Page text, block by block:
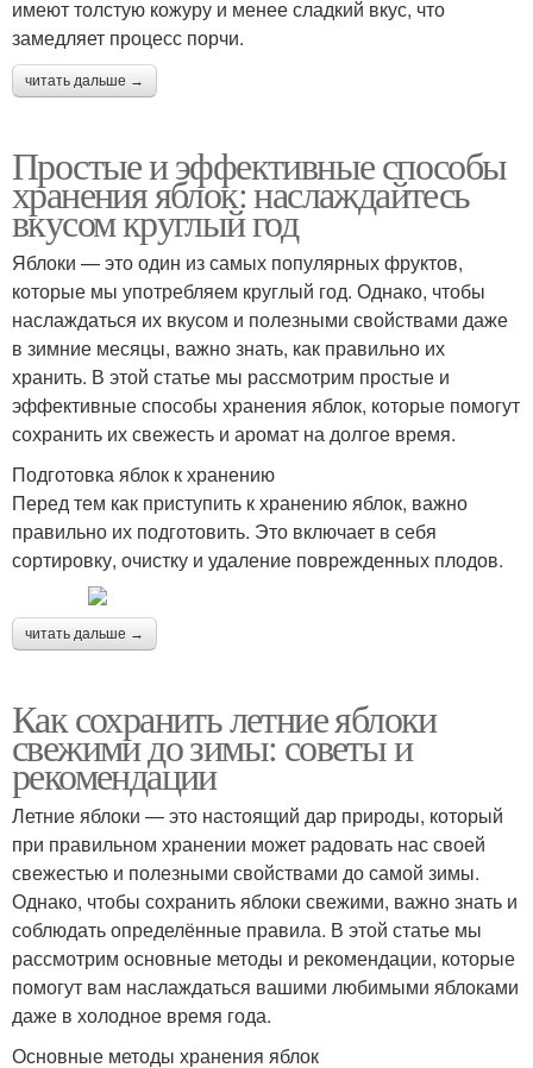
имеют толстую кожуру и менее сладкий вкус, что
замедляет процесс порчи.
читать дальше →
Простые и эффективные способы
хранения яблок: наслаждайтесь
вкусом круглый год
Яблоки — это один из самых популярных фруктов,
которые мы употребляем круглый год. Однако, чтобы
наслаждаться их вкусом и полезными свойствами даже
в зимние месяцы, важно знать, как правильно их
хранить. В этой статье мы рассмотрим простые и
эффективные способы хранения яблок, которые помогут
сохранить их свежесть и аромат на долгое время.
Подготовка яблок к хранению
Перед тем как приступить к хранению яблок, важно
правильно их подготовить. Это включает в себя
сортировку, очистку и удаление поврежденных плодов.
читать дальше →
Как сохранить летние яблоки
свежими до зимы: советы и
рекомендации
Летние яблоки — это настоящий дар природы, который
при правильном хранении может радовать нас своей
свежестью и полезными свойствами до самой зимы.
Однако, чтобы сохранить яблоки свежими, важно знать и
соблюдать определённые правила. В этой статье мы
рассмотрим основные методы и рекомендации, которые
помогут вам наслаждаться вашими любимыми яблоками
даже в холодное время года.
Основные методы хранения яблок